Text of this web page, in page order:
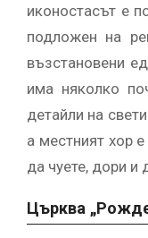
иконостасът е
подложен на
възстановени
има няколко
детайли на
а местният хор
да чуете, дори и
Църква